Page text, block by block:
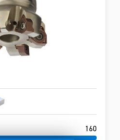
160